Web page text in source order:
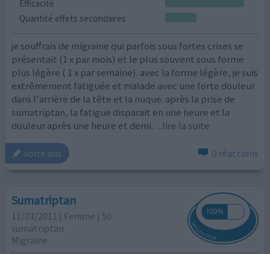
Efficacité
Quantité effets secondaires
je souffrais de migraine qui parfois sous fortes crises se
présentait (1 x par mois) et le plus souvent sous forme
plus légère ( 1 x par semaine). avec la forme légère, je suis
extrêmement fatiguée et malade avec une forte douleur
dans l'arrière de la tête et la nuque. après la prise de
sumatriptan, la fatigue disparait en une heure et la
douleur après une heure et demi. ...lire la suite
votre avis 0 réactions
Sumatriptan
11/03/2011 | Femme | 50
sumatriptan
Migraine